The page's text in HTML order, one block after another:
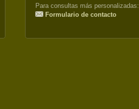
Para consultas más personalizadas:
Formulario de contacto